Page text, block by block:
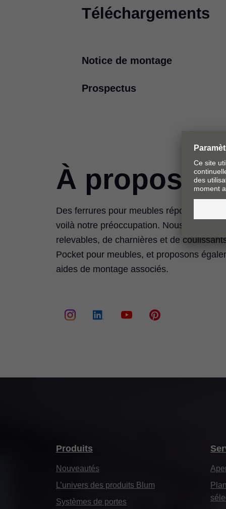
Téléchargements
Notice de montage
MODUL
Prospectus
À propos
Des ferrures pour meubles répondant à
voilà notre préoccupation. Nous
relevables, de charnières et de
Pocket pour meubles, et proposons
aides de montage associés.
Produits
Nouveautés
L’univers des produits Blum
Systèmes de portes